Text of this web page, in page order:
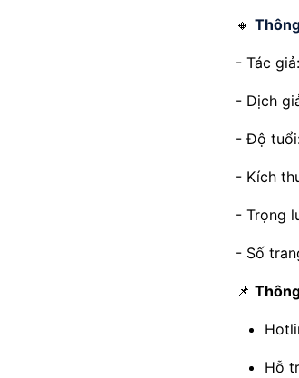
🔸
- Tác
- Dịch
- Độ
- Kích
- Trọng
- Số
📌
Hỗ